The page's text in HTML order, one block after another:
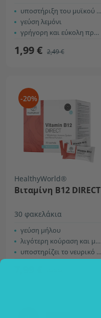
υποστήριξη του μυϊκού και νευρικού συστήματος
γεύση λεμόνι
γρήγορη και εύκολη προετοιμασία
1,99 € 2,49 €
-20%
HealthyWorld®
Βιταμίνη B12 DIRECT
30 φακελάκια
γεύση μήλου
λιγότερη κούραση και μεγαλύτερη αντοχή
υποστηρίζει το νευρικό σύστημα